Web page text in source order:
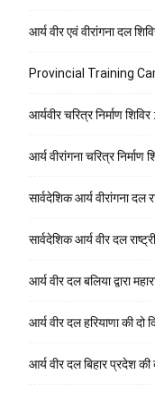
आर्य वीर एवं वीरांगना दल
Provincial Training
आर्यवीर चरित्र निर्माण शिविर
आर्य वीरांगना चरित्र निर्माण
सार्वदेशिक आर्य वीरांगना दल
सार्वदेशिक आर्य वीर दल
आर्य वीर दल बलिया द्वारा
आर्य वीर दल हरियाणा की दो
आर्य वीर दल बिहार प्रदेश की